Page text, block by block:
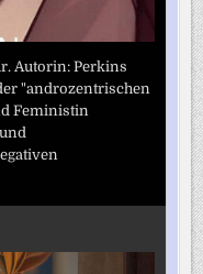
Autorin: Perkins
"androzentrischen
Feministin